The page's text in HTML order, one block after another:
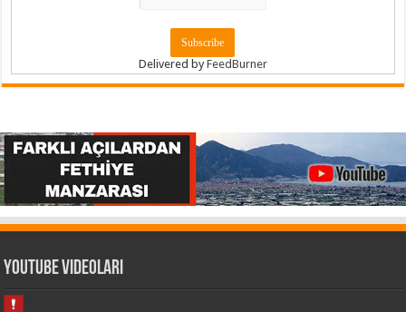
Delivered byFeedBurner
Youtube Videoları